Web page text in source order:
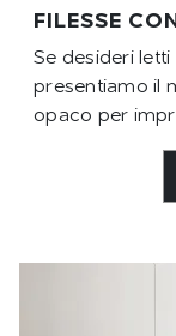
FILESSE
Se desideri
presentiamo il
opaco per